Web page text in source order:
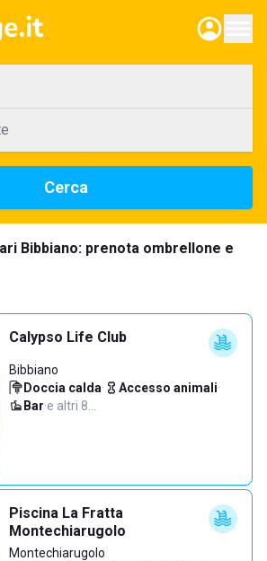
Cerca
Bibbiano: prenota ombrellone e
Calypso Life Club
Bibbiano
Doccia calda· Accesso animali·
Bar·e altri 8…
Piscina La Fratta
Montechiarugolo
Montechiarugolo